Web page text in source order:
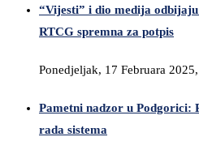
“Vijesti” i dio medija
RTCG spremna za potpis
Ponedjeljak, 17 Februara 2025,
Pametni nadzor u Podgorici:
rada sistema